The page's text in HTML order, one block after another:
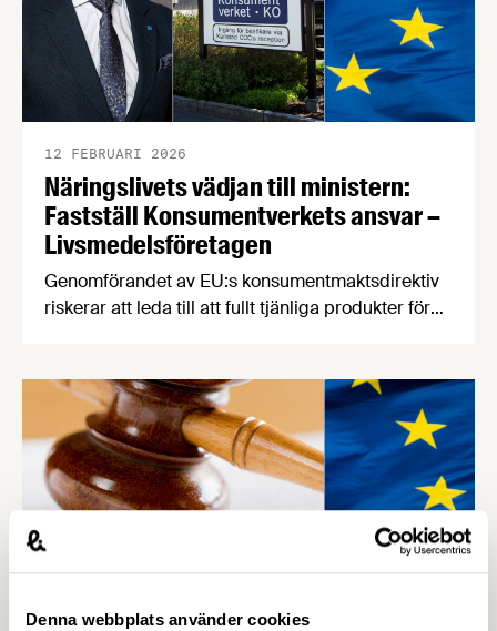
Denna webbplats använder cookies
Näringslivets vädjan till ministern:
Fastställ Konsumentverkets ansvar –
Livsmedelsföretagen
12 FEBRUARI 2026
Genomförandet av EU:s konsumentmaktsdirektiv
riskerar att leda till att fullt tjänliga produkter för
näringslivsorganisationer begär nu att
civilminister Erik Slottner ingriper.